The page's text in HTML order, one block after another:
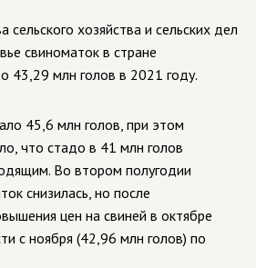
хозяйства и сельских дел
свиноматок в стране
43,29 млн голов в 2021 году.
45,6 млн голов, при этом
что стадо в 41 млн голов
Во втором полугодии
снизилась, но после
цен на свиней в октябре
с ноября (42,96 млн голов) по